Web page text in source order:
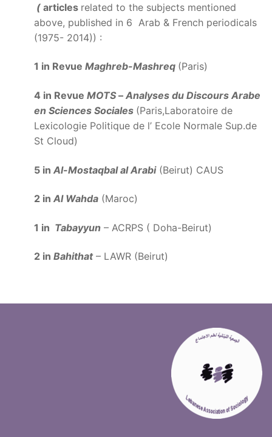
( articles related to the subjects mentioned
above, published in 6 Arab & French periodicals
(1975- 2014)) :
1 in Revue Maghreb-Mashreq (Paris)
4 in Revue MOTS– Analyses du Discours Arabe
en Sciences Sociales (Paris,Laboratoire de
Lexicologie Politique de l’ Ecole Normale Sup.de
St Cloud)
5 in Al-Mostaqbal al Arabi(Beirut) CAUS
2 in Al Wahda (Maroc)
1 in Tabayyun – ACRPS ( Doha-Beirut)
2 in Bahithat– LAWR (Beirut)